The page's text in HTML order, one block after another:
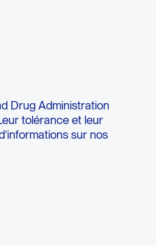
Drug Administration
tolérance et leur
sur nos